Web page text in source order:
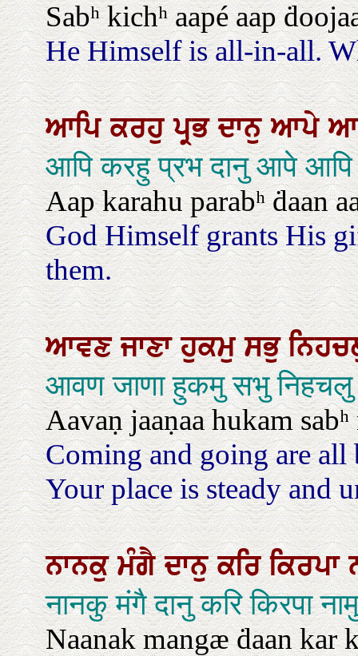
Sabʰ kichʰ aapé aap
He Himself is all-in-all.
ਆਪਿਕਰਹੁਪ੍ਰਭਦਾਨੁਆਪੇ
आपि करहु प्रभ दानु आपे
Aap karahu parabʰ ḋaan
God Himself grants His
them.
ਆਵਣਜਾਣਾਹੁਕਮੁਸਭੁ
आवण जाणा हुकमु सभु
Aavaṇ jaaṇaa hukam
Coming and going are
Your place is steady and
ਨਾਨਕੁਮੰਗੈਦਾਨੁਕਰਿਕਿਰਪਾ
नानकु मंगै दानु करि किरपा
Naanak mangæ ḋaan kar